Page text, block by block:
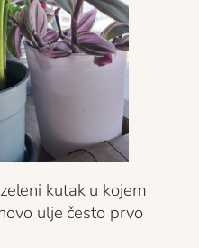
kutak u kojem
ulje često prvo